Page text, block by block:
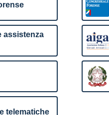
assistenza
telematiche